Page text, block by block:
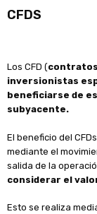
CFDS
Los CFD (
inversionistas
beneficiarse de
subyacente.
El beneficio del
mediante el
salida de la
considerar el
Esto se realiza